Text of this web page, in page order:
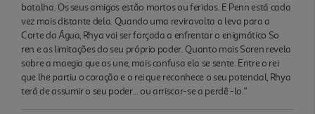
batalha. Os seus amigos estão mortos ou feridos. E Penn está cada
vez mais distante dela. Quando uma reviravolta a leva para a
Corte da Água, Rhya vai ser forçada a enfrentar o enigmático So
ren e as limitações do seu próprio poder. Quanto mais Soren revela
sobre a maegia que os une, mais confusa ela se sente. Entre o rei
que lhe partiu o coração e o rei que reconhece o seu potencial, Rhya
terá de assumir o seu poder... ou arriscar-se a perdê -lo."